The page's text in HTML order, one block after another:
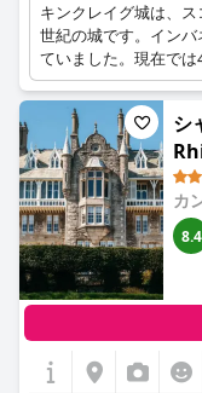
キンクレイグ城は、
世紀の城です。イン
ていました。現在で
の中で豪華な宿泊施
エーカーの庭園と緑地
す。
シ
カ
8.4